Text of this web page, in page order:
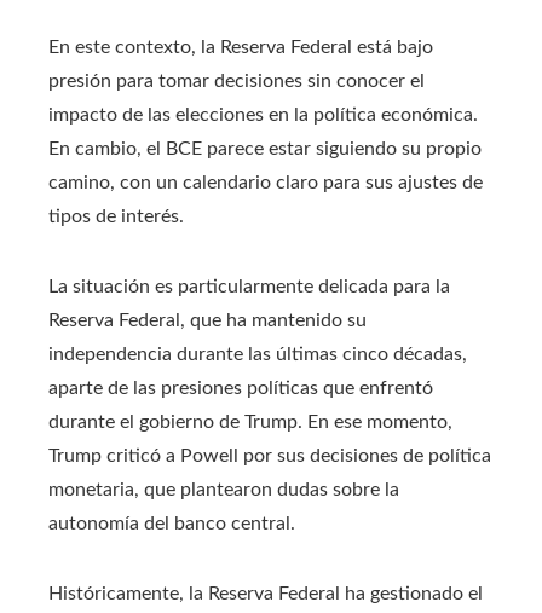
En este contexto, la Reserva Federal está bajo
presión para tomar decisiones sin conocer el
impacto de las elecciones en la política económica.
En cambio, el BCE parece estar siguiendo su propio
camino, con un calendario claro para sus ajustes de
tipos de interés.
La situación es particularmente delicada para la
Reserva Federal, que ha mantenido su
independencia durante las últimas cinco décadas,
aparte de las presiones políticas que enfrentó
durante el gobierno de Trump. En ese momento,
Trump criticó a Powell por sus decisiones de política
monetaria, que plantearon dudas sobre la
autonomía del banco central.
Históricamente, la Reserva Federal ha gestionado el